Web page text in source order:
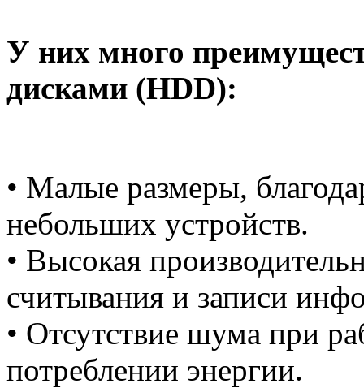
У них много
дисками (HDD):
• Малые размеры,
небольших устройств.
• Высокая
считывания и записи
• Отсутствие шума при
потреблении энергии.